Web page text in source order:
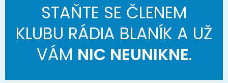
STAŇTE SE ČLENEM
KLUBU RÁDIA BLANÍK A UŽ
VÁM NIC NEUNIKNE.